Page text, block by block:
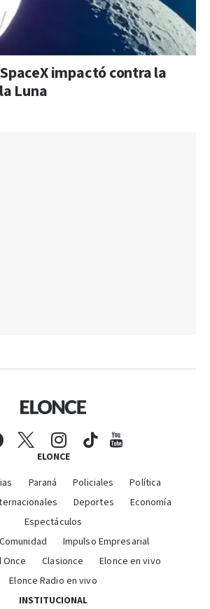
impactó contra la
Luna
ELONCE
Paraná Policiales
Política
Deportes
Economía
Espectáculos
Impulso Empresarial
Once
Clasionce
Elonce en vivo
Elonce Radio en vivo
INSTITUCIONAL